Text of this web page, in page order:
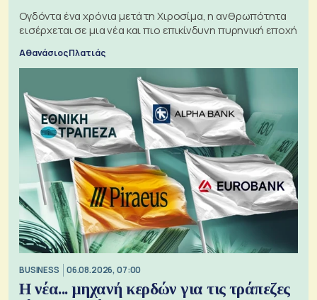
Ογδόντα ένα χρόνια μετά τη Χιροσίμα, η ανθρωπότητα
εισέρχεται σε μια νέα και πιο επικίνδυνη πυρηνική εποχή
Αθανάσιος Πλατιάς
BUSINESS 06.08.2026, 07:00
Η νέα... μηχανή κερδών για τις τράπεζες